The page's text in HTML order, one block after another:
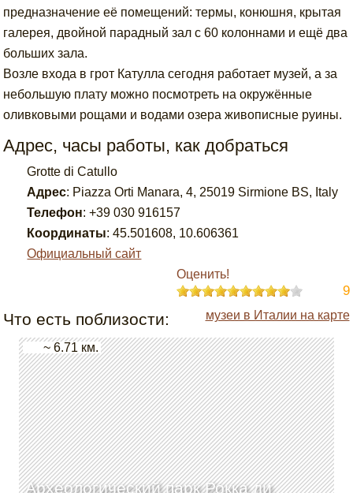
предназначение её помещений: термы, конюшня, крытая
галерея, двойной парадный зал с 60 колоннами и ещё два
больших зала.
Возле входа в грот Катулла сегодня работает музей, а за
небольшую плату можно посмотреть на окружённые
оливковыми рощами и водами озера живописные руины.
Адрес, часы работы, как добраться
Grotte di Catullo
Адрес: Piazza Orti Manara, 4, 25019 Sirmione BS, Italy
Телефон:+39 030 916157
Координаты: 45.501608, 10.606361
Официальный сайт
Оценить!
9
Что есть поблизости: музеи в Италии на карте
Археологический парк Рокка ди
~ 6.71 км.